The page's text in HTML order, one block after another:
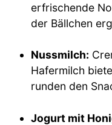
erfrischende
der Bällchen
Nussmilch:
Hafermilch
runden den
Jogurt mit